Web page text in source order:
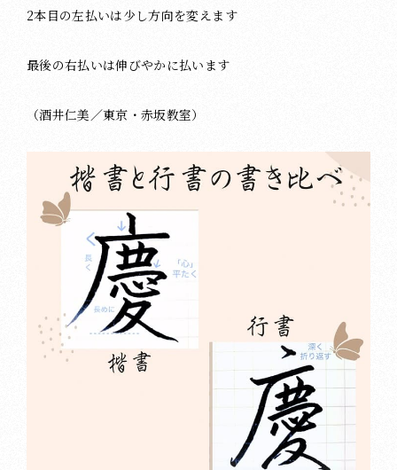
2本目の左払いは少し方向を変えます
最後の右払いは伸びやかに払います
（酒井仁美／東京・赤坂教室）